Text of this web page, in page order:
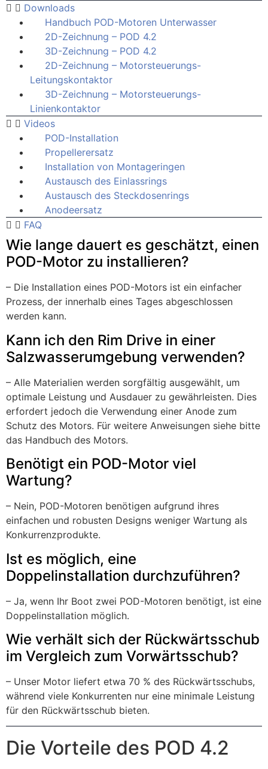
Downloads
Handbuch POD-Motoren Unterwasser
2D-Zeichnung – POD 4.2
3D-Zeichnung – POD 4.2
2D-Zeichnung – Motorsteuerungs-
Leitungskontaktor
3D-Zeichnung – Motorsteuerungs-
Linienkontaktor
Videos
POD-Installation
Propellerersatz
Installation von Montageringen
Austausch des Einlassrings
Austausch des Steckdosenrings
Anodeersatz
FAQ
Wie lange dauert es geschätzt, einen
POD-Motor zu installieren?
– Die Installation eines POD-Motors ist ein einfacher
Prozess, der innerhalb eines Tages abgeschlossen
werden kann.
Kann ich den Rim Drive in einer
Salzwasserumgebung verwenden?
– Alle Materialien werden sorgfältig ausgewählt, um
optimale Leistung und Ausdauer zu gewährleisten. Dies
erfordert jedoch die Verwendung einer Anode zum
Schutz des Motors. Für weitere Anweisungen siehe bitte
das Handbuch des Motors.
Benötigt ein POD-Motor viel
Wartung?
– Nein, POD-Motoren benötigen aufgrund ihres
einfachen und robusten Designs weniger Wartung als
Konkurrenzprodukte.
Ist es möglich, eine
Doppelinstallation durchzuführen?
– Ja, wenn Ihr Boot zwei POD-Motoren benötigt, ist eine
Doppelinstallation möglich.
Wie verhält sich der Rückwärtsschub
im Vergleich zum Vorwärtsschub?
– Unser Motor liefert etwa 70 % des Rückwärtsschubs,
während viele Konkurrenten nur eine minimale Leistung
für den Rückwärtsschub bieten.
Die Vorteile des POD 4.2